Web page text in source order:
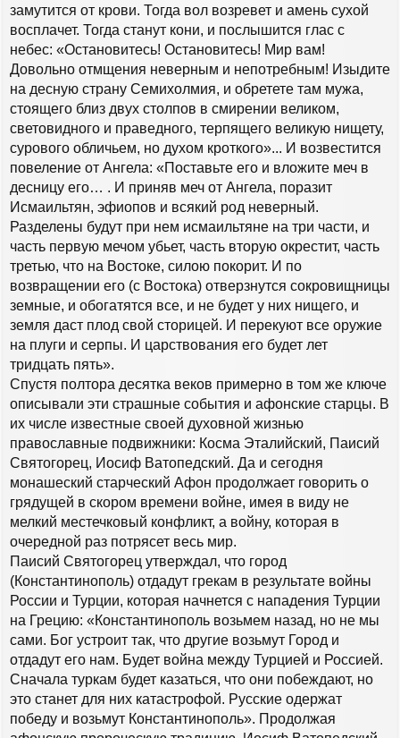
замутится от крови. Тогда вол возревет и амень сухой
восплачет. Тогда станут кони, и послышится глас с
небес: «Остановитесь! Остановитесь! Мир вам!
Довольно отмщения неверным и непотребным! Изыдите
на десную страну Семихолмия, и обретете там мужа,
стоящего близ двух столпов в смирении великом,
световидного и праведного, терпящего великую нищету,
сурового обличьем, но духом кроткого»... И возвестится
повеление от Ангела: «Поставьте его и вложите меч в
десницу его… . И приняв меч от Ангела, поразит
Исмаильтян, эфиопов и всякий род неверный.
Разделены будут при нем исмаильтяне на три части, и
часть первую мечом убьет, часть вторую окрестит, часть
третью, что на Востоке, силою покорит. И по
возвращении его (c Востока) отверзнутся сокровищницы
земные, и обогатятся все, и не будет у них нищего, и
земля даст плод свой сторицей. И перекуют все оружие
на плуги и серпы. И царствования его будет лет
тридцать пять».
Спустя полтора десятка веков примерно в том же ключе
описывали эти страшные события и афонские старцы. В
их числе известные своей духовной жизнью
православные подвижники: Косма Эталийский, Паисий
Святогорец, Иосиф Ватопедский. Да и сегодня
монашеский старческий Афон продолжает говорить о
грядущей в скором времени войне, имея в виду не
мелкий местечковый конфликт, а войну, которая в
очередной раз потрясет весь мир.
Паисий Святогорец утверждал, что город
(Константинополь) отдадут грекам в результате войны
России и Турции, которая начнется с нападения Турции
на Грецию: «Константинополь возьмем назад, но не мы
сами. Бог устроит так, что другие возьмут Город и
отдадут его нам. Будет война между Турцией и Россией.
Сначала туркам будет казаться, что они побеждают, но
это станет для них катастрофой. Русские одержат
победу и возьмут Константинополь». Продолжая